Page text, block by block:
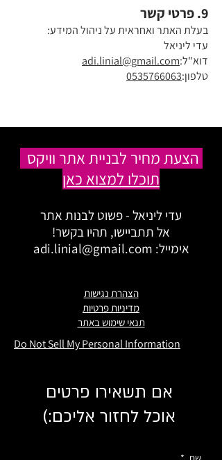
9. פרטי קשר
בעלת האתר ואחראית על ניהול המידע:
עדי ליניאל
דוא"ל:adi.linial@gmail.com
טלפון:0535766063
הצעת מחיר לבניית אתר וויקס
תוכלו למצוא כאן
עדי ליניאל - פשוט לבנות אתר
אל תתביישו, תהיו בקשר!
אימייל: adi.linial@gmail.com
הצהרת נגישות
מדיניות פרטיות
תנאי שימוש באתר
Do Not Sell My Personal Information
אם תשאירו פרטים
אוכל לחזור אליכם:)